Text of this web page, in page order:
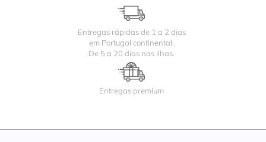
Entregas rápidas de 1 a 2 dias
em Portugal continental.
De 5 a 20 dias nas ilhas.
Entregas premium